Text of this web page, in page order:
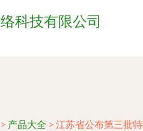
科技有限公司
> 产品大全 > 江苏省公布第三批